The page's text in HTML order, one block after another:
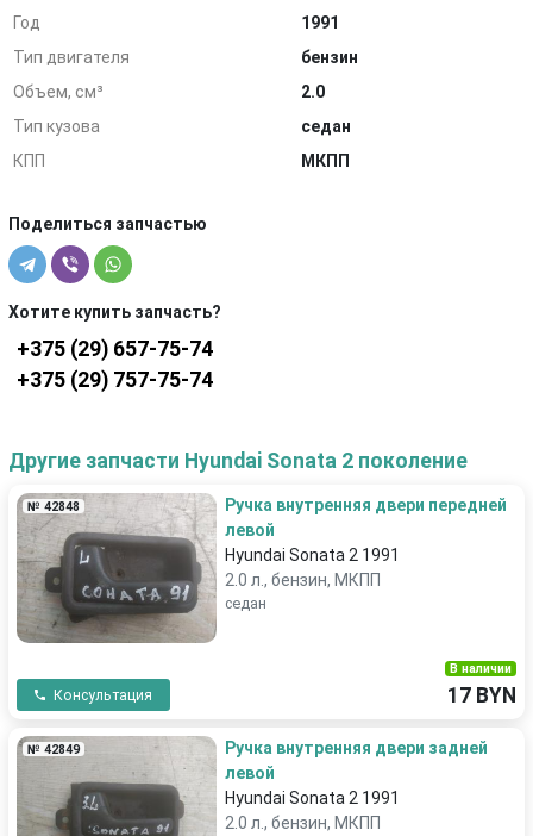
Год
1991
Тип двигателя
бензин
Объем, см³
2.0
Тип кузова
седан
КПП
МКПП
Поделиться запчастью
Хотите купить запчасть?
+375 (29) 657-75-74
+375 (29) 757-75-74
Другие запчасти Hyundai Sonata 2 поколение
№ 42848
Ручка внутренняя двери передней
левой
Hyundai Sonata 2 1991
2.0 л., бензин, МКПП
седан
Консультация
В наличии
17 BYN
№ 42849
Ручка внутренняя двери задней
левой
Hyundai Sonata 2 1991
2.0 л., бензин, МКПП